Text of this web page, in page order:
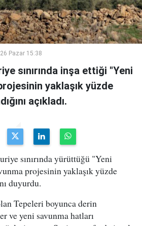
Pazar 15:38
sınırında inşa ettiği "Yeni
yaklaşık yüzde
açıkladı.
sınırında yürüttüğü "Yeni
projesinin yaklaşık yüzde
duyurdu.
Tepeleri boyunca derin
ve yeni savunma hatları